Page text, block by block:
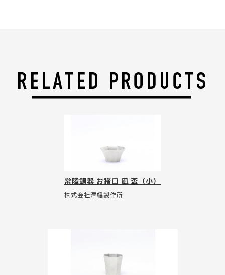
常陸錫器 お猪口 凪 盃（小）
株式会社澤幡製作所